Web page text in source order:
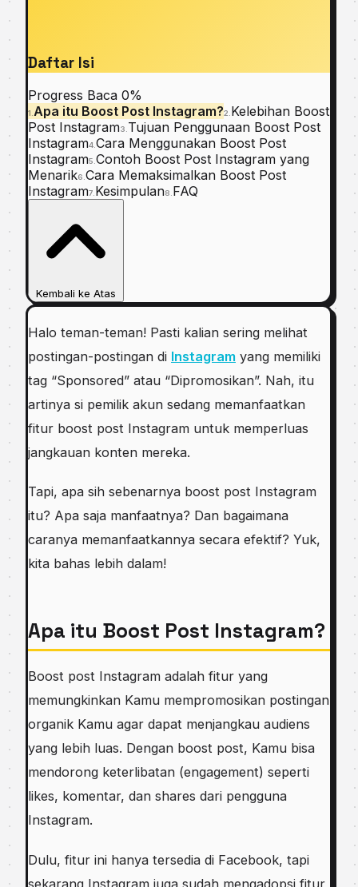
Daftar Isi
Progress Baca 0%
1.Apa itu Boost Post Instagram?2.Kelebihan Boost
Post Instagram3.Tujuan Penggunaan Boost Post
Instagram4.Cara Menggunakan Boost Post
Instagram5.Contoh Boost Post Instagram yang
Menarik6.Cara Memaksimalkan Boost Post
Instagram7.Kesimpulan8.FAQ
Kembali ke Atas
Halo teman-teman! Pasti kalian sering melihat
postingan-postingan di Instagram yang memiliki
tag “Sponsored” atau “Dipromosikan”. Nah, itu
artinya si pemilik akun sedang memanfaatkan
fitur boost post Instagram untuk memperluas
jangkauan konten mereka.
Tapi, apa sih sebenarnya boost post Instagram
itu? Apa saja manfaatnya? Dan bagaimana
caranya memanfaatkannya secara efektif? Yuk,
kita bahas lebih dalam!
Apa itu Boost Post Instagram?
Boost post Instagram adalah fitur yang
memungkinkan Kamu mempromosikan postingan
organik Kamu agar dapat menjangkau audiens
yang lebih luas. Dengan boost post, Kamu bisa
mendorong keterlibatan (engagement) seperti
likes, komentar, dan shares dari pengguna
Instagram.
Dulu, fitur ini hanya tersedia di Facebook, tapi
sekarang Instagram juga sudah mengadopsi fitur